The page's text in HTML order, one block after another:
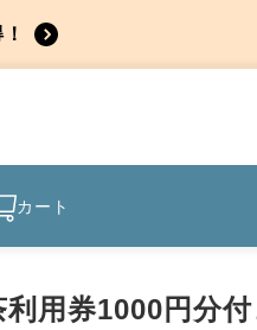
カート
用券1000円分